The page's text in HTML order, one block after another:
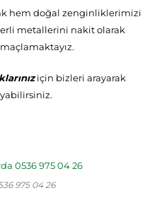
hem doğal zenginliklerimizi
metallerini nakit olarak
için bizleri arayarak
975 04 26